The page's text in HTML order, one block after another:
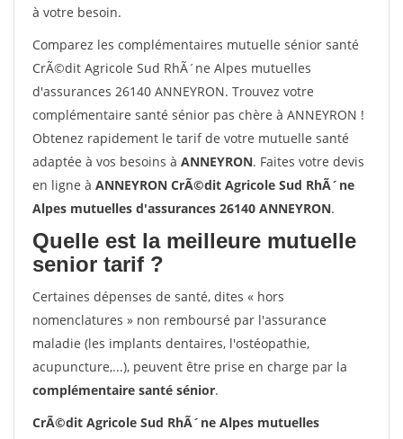
à votre besoin.
Comparez les complémentaires mutuelle sénior santé
CrÃ©dit Agricole Sud RhÃ´ne Alpes mutuelles
d'assurances 26140 ANNEYRON. Trouvez votre
complémentaire santé sénior pas chère à ANNEYRON !
Obtenez rapidement le tarif de votre mutuelle santé
adaptée à vos besoins à ANNEYRON. Faites votre devis
en ligne à ANNEYRON CrÃ©dit Agricole Sud RhÃ´ne
Alpes mutuelles d'assurances 26140 ANNEYRON.
Quelle est la meilleure mutuelle
senior tarif ?
Certaines dépenses de santé, dites « hors
nomenclatures » non remboursé par l'assurance
maladie (les implants dentaires, l'ostéopathie,
acupuncture,...), peuvent être prise en charge par la
complémentaire santé sénior.
CrÃ©dit Agricole Sud RhÃ´ne Alpes mutuelles